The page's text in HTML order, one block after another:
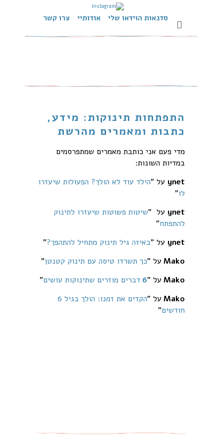
סדנאות הוידאו שלי אודותיי צרו קשר
התפתחות תינוקות: מידע,
כתבות ומאמרים מהרשת
מדי פעם אני כותבת מאמרים שמתפרסמים
במדיות השונות:
ynet על "הילד עוד לא הולך? הפעולות שיעזרו
לו"
ynet על "שיטות פשוטות שיעזרו לתינוק
להתפתח"
ynet על "באיזה גיל תינוק מתחיל להתהפך?"
Mako על "כך תשרדו טיסה עם תינוק קטנטן"
Mako על "6 דברים מוזרים שתינוקות עושים"
Mako על "
הקדים את זמנו: הולך בגיל 6
חודשים"